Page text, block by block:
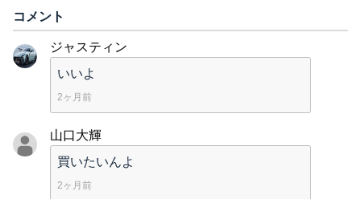
コメント
ジャスティン
いいよ
2ヶ月前
山口大輝
買いたいんよ
2ヶ月前